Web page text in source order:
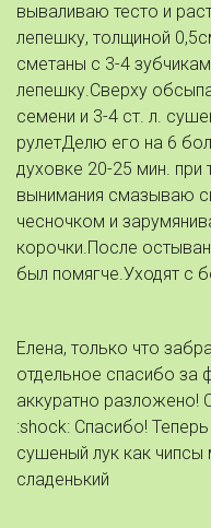
вываливаю тесто и
лепешку, толщиной
сметаны с 3-4
лепешку.Сверху
семени и 3-4 ст. л.
рулетДелю его на 6
духовке 20-25 мин. при
вынимания смазываю
чесночком и
корочки.После
был помягче.Уходят с
Елена, только что
отдельное спасибо за
аккуратно разложено!
:shock: Спасибо!
сушеный лук как
сладенький